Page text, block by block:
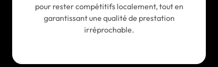
pour rester compétitifs localement, tout en
garantissant une qualité de prestation
irréprochable.